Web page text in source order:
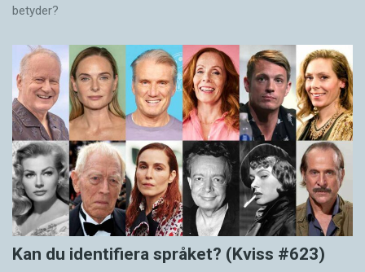
betyder?
Kan du identifiera språket? (Kviss #623)